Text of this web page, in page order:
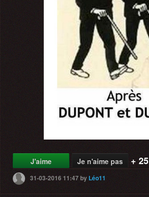
J'aime Je n'aime pas + 25
31-03-2016 11:47by Léo11